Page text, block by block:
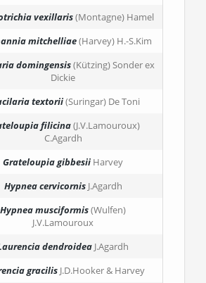
vexillaris(Montagne) Hamel
mitchelliae(Harvey) H.-S.Kim
domingensis(Kützing) Sonder ex
Dickie
textorii(Suringar) De Toni
filicina(J.V.Lamouroux)
C.Agardh
Grateloupia gibbesii Harvey
Hypnea cervicornis J.Agardh
Hypnea musciformis(Wulfen)
J.V.Lamouroux
dendroidea J.Agardh
gracilis J.D.Hooker & Harvey